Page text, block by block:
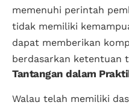
memenuhi perintah
tidak memiliki
dapat memberikan
berdasarkan ketentuan
Tantangan dalam
Walau telah memiliki